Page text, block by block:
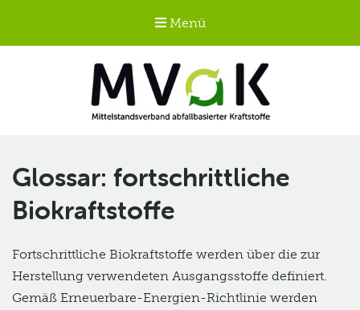
Menü
Kraftstoffe e.V.
fortschrittliche
Biokraftstoffe
Fortschrittliche Biokraftstoffe werden über die zur
Herstellung verwendeten Ausgangsstoffe definiert.
Gemäß Erneuerbare-Energien-Richtlinie werden